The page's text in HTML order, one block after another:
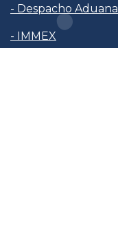
- Despacho Aduanal
- IMMEX